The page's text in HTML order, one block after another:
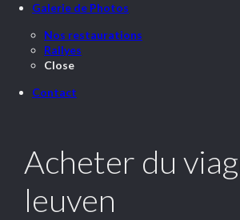
Galerie de Photos
Nos restaurations
Rallyes
Close
Contact
Acheter du
leuven